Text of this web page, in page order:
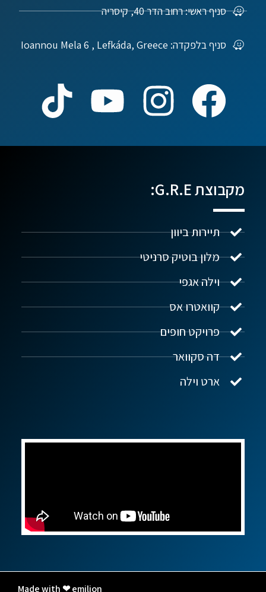
סניף ראשי: רחוב הדר 40, קיסריה
סניף בלפקדה: Ioannou Mela 6 , Lefkáda, Greece
מקבוצת G.R.E:
תיירות ביוון
מלון בוטיק סרניטי
וילה אגפי
קוואטרו אס
פרויקט חופים
דה סקוואר
ארט וילה
Made with ❤ emilion
נדל"ן ביוון G.R.E
שלום! איך אפשר לעזור?